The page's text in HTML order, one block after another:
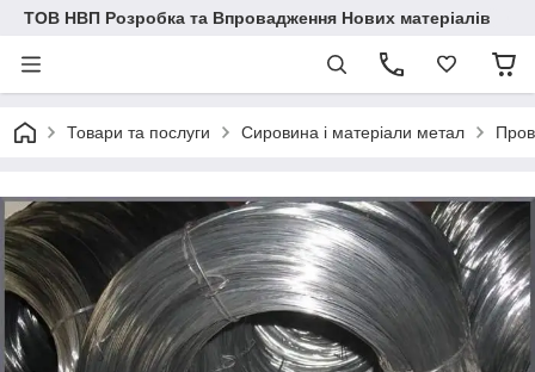
ТОВ НВП Розробка та Впровадження Нових матеріалів
Товари та послуги Сировина і матеріали метал